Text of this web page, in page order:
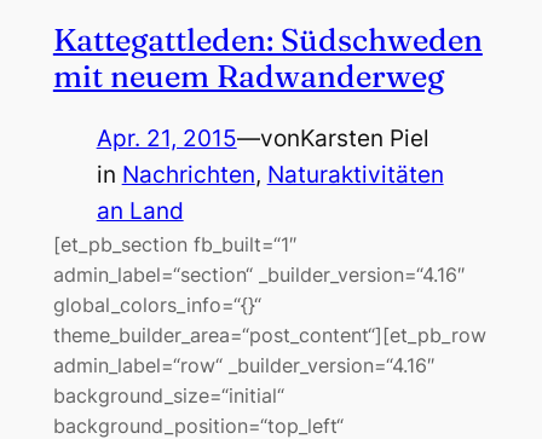
Kattegattleden: Südschweden
mit neuem Radwanderweg
Apr. 21, 2015—vonKarsten Piel
in Nachrichten, Naturaktivitäten
an Land
[et_pb_section fb_built=“1″
admin_label=“section“ _builder_version=“4.16″
global_colors_info=“{}“
theme_builder_area=“post_content“][et_pb_row
admin_label=“row“ _builder_version=“4.16″
background_size=“initial“
background_position=“top_left“